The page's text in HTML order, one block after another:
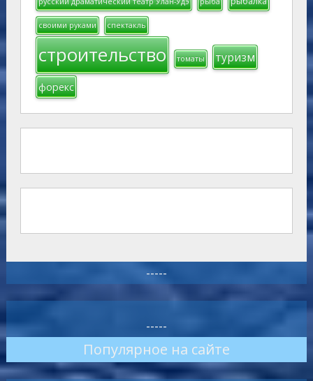
своими руками спектакль
строительство томаты туризм
форекс
-----
-----
Популярное на сайте